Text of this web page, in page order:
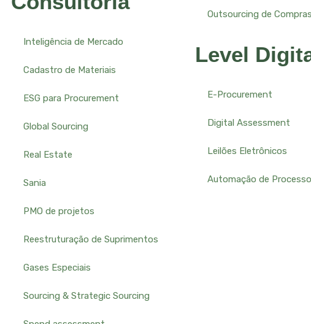
Inteligência de Mercado
Cadastro de Materiais
ESG para Procurement
Global Sourcing
Real Estate
Sania
PMO de projetos
Reestruturação de Suprimentos
Gases Especiais
Sourcing & Strategic Sourcing
Outsourcing de Compras
Level
E-Procurement
Digital Assessment
Leilões Eletrônicos
Automação de